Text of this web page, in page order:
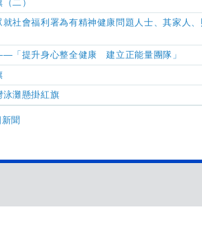
二）
就社會福利署為有精神健康問題人士、其家人
「提升身心整全健康 建立正能量團隊」
泳灘懸掛紅旗
新聞